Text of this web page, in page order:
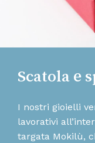
Scatola e
I nostri gioielli
lavorativi
targata Mokilù,